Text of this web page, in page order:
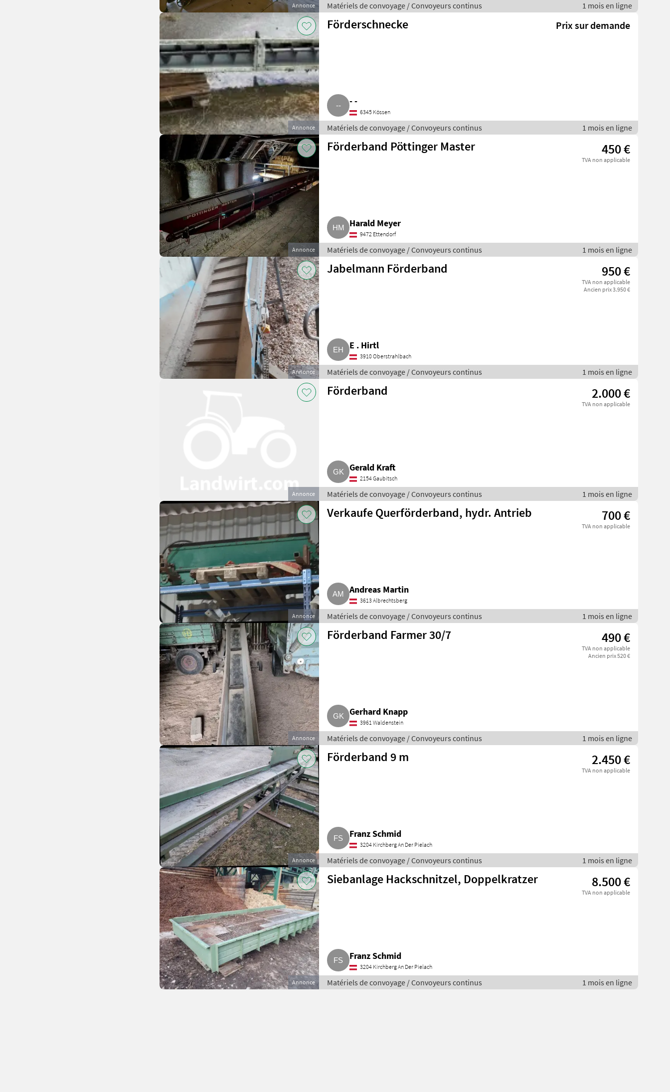
Annonce Matériels de convoyage / Convoyeurs continus 1 mois en ligne
Annonce
Förderschnecke Prix sur demande
- -
6345 Kössen
Matériels de convoyage / Convoyeurs continus 1 mois en ligne
Annonce
Förderband Pöttinger Master 450 €
TVA non applicable
Harald Meyer
9472 Ettendorf
Matériels de convoyage / Convoyeurs continus 1 mois en ligne
Annonce
Jabelmann Förderband 950 €
TVA non applicable
Ancien prix 3.950 €
E . Hirtl
3910 Oberstrahlbach
Matériels de convoyage / Convoyeurs continus 1 mois en ligne
Annonce
Förderband 2.000 €
TVA non applicable
Gerald Kraft
2154 Gaubitsch
Matériels de convoyage / Convoyeurs continus 1 mois en ligne
Annonce
Verkaufe Querförderband, hydr. Antrieb 700 €
TVA non applicable
Andreas Martin
3613 Albrechtsberg
Matériels de convoyage / Convoyeurs continus 1 mois en ligne
Annonce
Förderband Farmer 30/7 490 €
TVA non applicable
Ancien prix 520 €
Gerhard Knapp
3961 Waldenstein
Matériels de convoyage / Convoyeurs continus 1 mois en ligne
Annonce
Förderband 9 m 2.450 €
TVA non applicable
Franz Schmid
3204 Kirchberg An Der Pielach
Matériels de convoyage / Convoyeurs continus 1 mois en ligne
Annonce
Siebanlage Hackschnitzel, Doppelkratzer 8.500 €
TVA non applicable
Franz Schmid
3204 Kirchberg An Der Pielach
Matériels de convoyage / Convoyeurs continus 1 mois en ligne